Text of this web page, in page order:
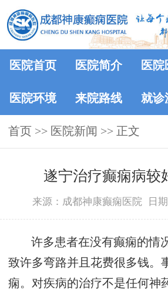
医院首页 医院简介 医院
医院环境 来院路线 就诊
首页 >> 医院新闻 >> 正文
遂宁治疗癫痫病较
来源：成都神康癫痫医院 日
许多患者在没有癫痫的情
致许多弯路并且花费很多钱。
痫。对疾病的治疗不是任何神